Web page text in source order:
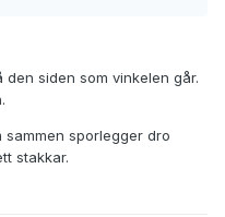
siden som vinkelen går.
sporlegger dro
stakkar.